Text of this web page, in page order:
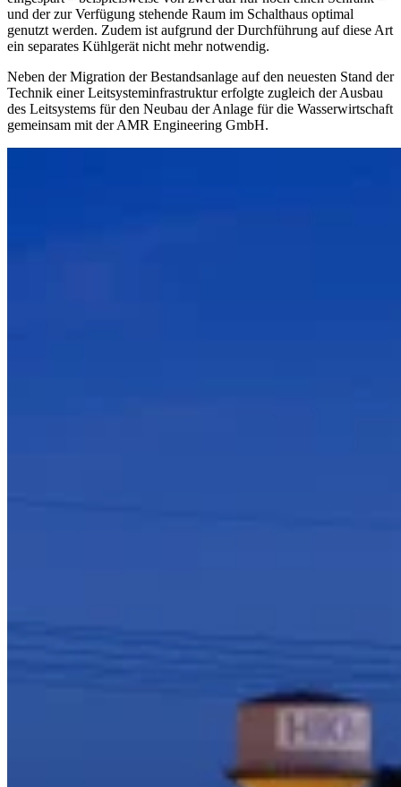
und der zur Verfügung stehende Raum im Schalthaus optimal
genutzt werden. Zudem ist aufgrund der Durchführung auf diese Art
ein separates Kühlgerät nicht mehr notwendig.
Neben der Migration der Bestandsanlage auf den neuesten Stand der
Technik einer Leitsysteminfrastruktur erfolgte zugleich der Ausbau
des Leitsystems für den Neubau der Anlage für die Wasserwirtschaft
gemeinsam mit der AMR Engineering GmbH.